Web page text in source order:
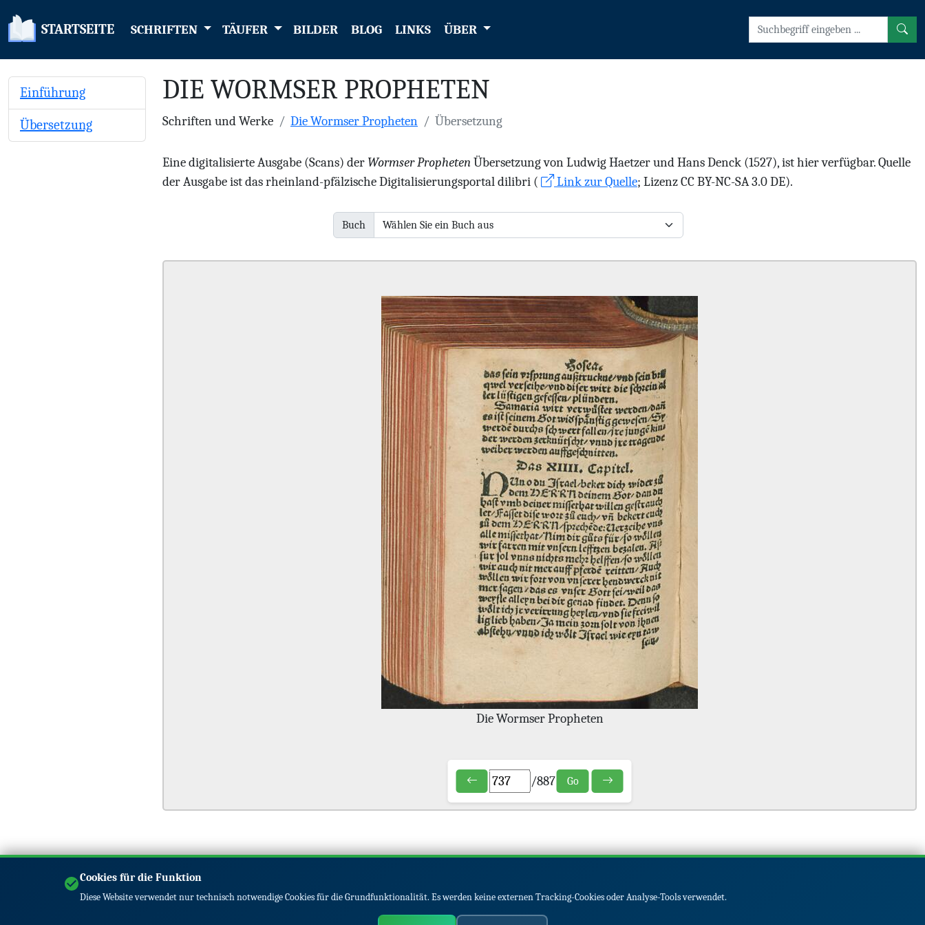
STARTSEITE SCHRIFTEN TÄUFER BILDER BLOG LINKS ÜBER
Einführung
Übersetzung
DIE WORMSER PROPHETEN
Schriften und Werke Die Wormser Propheten Übersetzung
Eine digitalisierte Ausgabe (Scans) der Wormser ProphetenÜbersetzung von Ludwig Haetzer und Hans Denck (1527), ist hier verfügbar. Quelle
der Ausgabe ist das rheinland-pfälzische Digitalisierungsportal dilibri (
Link zur Quelle; Lizenz CC BY-NC-SA 3.0 DE).
Buch
Die Wormser Propheten
/887 Go
Cookies für die Funktion
Diese Website verwendet nur technisch notwendige Cookies für die Grundfunktionalität. Es werden keine externen Tracking-Cookies oder Analyse-Tools verwendet.